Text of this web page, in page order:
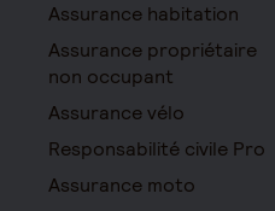
Assurance habitation
Assurance propriétaire
non occupant
Assurance vélo
Responsabilité civile Pro
Assurance moto